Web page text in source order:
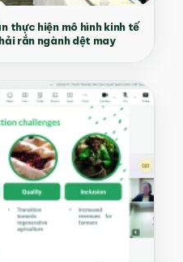
thực hiện mô hình kinh tế
rắn ngành dệt may